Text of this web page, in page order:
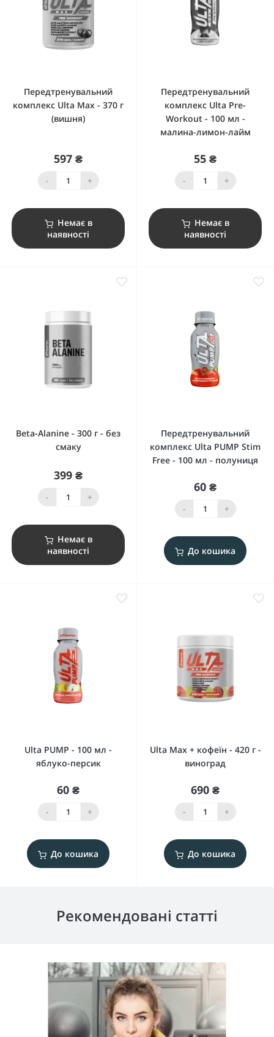
Передтренувальний
комплекс Ulta Max - 370 г
(вишня)
597 ₴
- +
Немає в
наявності
Передтренувальний
комплекс Ulta Pre-
Workout - 100 мл -
малина-лимон-лайм
55 ₴
- +
Немає в
наявності
Beta-Alanine - 300 г - без
смаку
399 ₴
- +
Немає в
наявності
Передтренувальний
комплекс Ulta PUMP Stim
Free - 100 мл - полуниця
60 ₴
- +
До кошика
Ulta PUMP - 100 мл -
яблуко-персик
60 ₴
- +
До кошика
Ulta Max + кофеїн - 420 г -
виноград
690 ₴
- +
До кошика
Рекомендовані статті